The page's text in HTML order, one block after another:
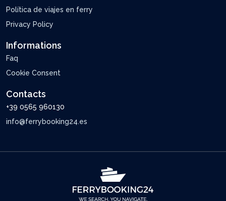
Política de viajes en ferry
Privacy Policy
Informations
Faq
Cookie Consent
Contacts
+39 0565 960130
info@ferrybooking24.es